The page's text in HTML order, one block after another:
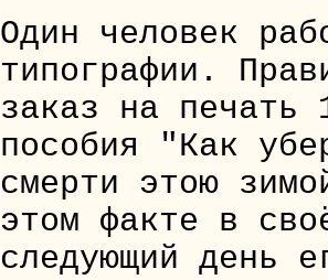
Один человек
типографии.
заказ на печать
пособия "Как
смерти этою
этом факте в
следующий день